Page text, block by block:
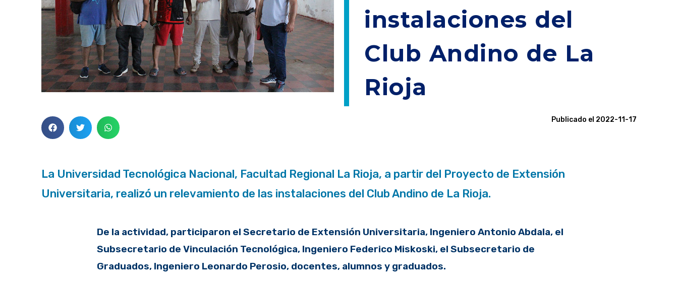
instalaciones del
Club Andino de La
Rioja
Publicado el 2022-11-17
La Universidad Tecnológica Nacional, Facultad Regional La Rioja, a partir del Proyecto de Extensión
Universitaria, realizó un relevamiento de las instalaciones del Club Andino de La Rioja.
De la actividad, participaron el Secretario de Extensión Universitaria, Ingeniero Antonio Abdala, el
Subsecretario de Vinculación Tecnológica, Ingeniero Federico Miskoski, el Subsecretario de
Graduados, Ingeniero Leonardo Perosio, docentes, alumnos y graduados.